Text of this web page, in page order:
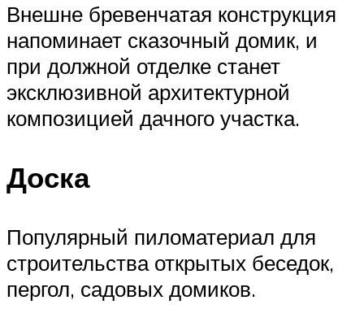
Внешне бревенчатая конструкция
напоминает сказочный домик, и
при должной отделке станет
эксклюзивной архитектурной
композицией дачного участка.
Доска
Популярный пиломатериал для
строительства открытых беседок,
пергол, садовых домиков.